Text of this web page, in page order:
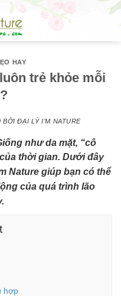
HAY
trẻ khỏe mỗi
BỞIĐẠI LÝ I'M NATURE
như da mặt, “cô
thời gian. Dưới đây
Nature giúp bạn có thể
của quá trình lão
hợp